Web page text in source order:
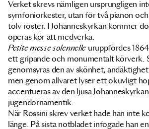
Verket skrevs nämligen ursprungligen
symfoniorkester, utan för två pianon
tolv röster. I Johanneskyrkan kommer
operas kör att medverka.
Petite messe solennelle uruppfördes
ett gripande och monumentalt körverk.
genomsyras den av skönhet,
men genom allvaret lyser ett okuvligt
accentueras av den ljusa
jugendornamentik.
När Rossini skrev verket hade han inte
länge. På sista notbladet infogade han